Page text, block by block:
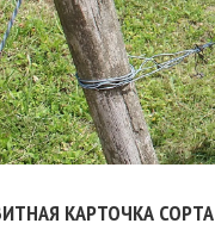
КАРТОЧКА СОРТА